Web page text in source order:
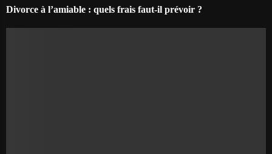
Divorce à l’amiable : quels frais faut-il prévoir ?